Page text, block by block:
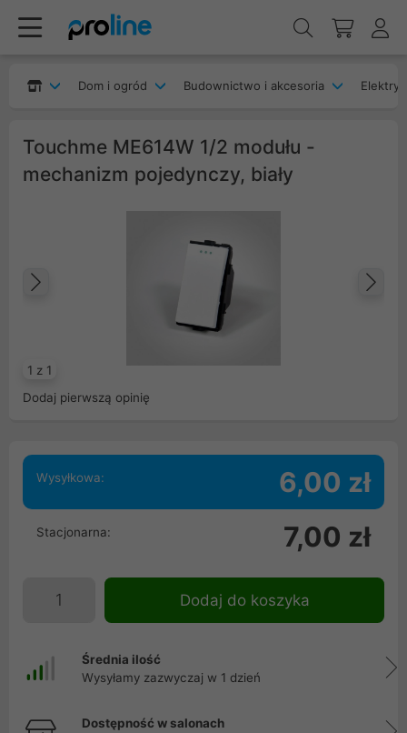
Dom i ogród Budownictwo i akcesoria
Touchme ME614W 1/2 modułu -
mechanizm pojedynczy, biały
1 z 1
Dodaj pierwszą opinię
Wysyłkowa: 6,00 zł
Stacjonarna: 7,00 zł
Dodaj do koszyka
Średnia ilość
Wysyłamy zazwyczaj w 1 dzień
Dostępność w salonach